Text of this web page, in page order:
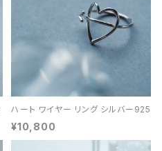
ハート ワイヤー リング シルバー925
¥10,800